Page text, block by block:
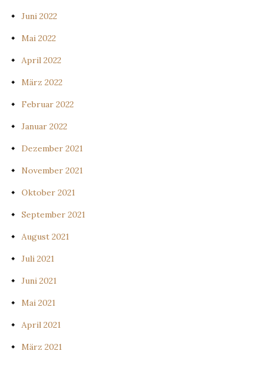
Juni 2022
Mai 2022
April 2022
März 2022
Februar 2022
Januar 2022
Dezember 2021
November 2021
Oktober 2021
September 2021
August 2021
Juli 2021
Juni 2021
Mai 2021
April 2021
März 2021